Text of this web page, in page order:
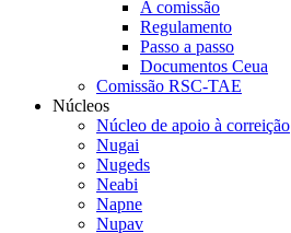
A comissão
Regulamento
Passo a passo
Documentos Ceua
Comissão RSC-TAE
Núcleos
Núcleo de apoio à correição
Nugai
Nugeds
Neabi
Napne
Nupav